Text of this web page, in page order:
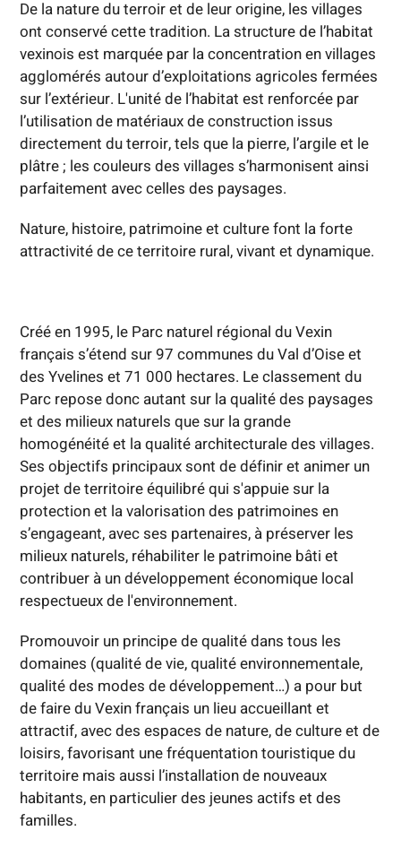
De la nature du terroir et de leur origine, les villages
ont conservé cette tradition. La structure de l’habitat
vexinois est marquée par la concentration en villages
agglomérés autour d’exploitations agricoles fermées
sur l’extérieur. L'unité de l’habitat est renforcée par
l’utilisation de matériaux de construction issus
directement du terroir, tels que la pierre, l’argile et le
plâtre ; les couleurs des villages s’harmonisent ainsi
parfaitement avec celles des paysages.
Nature, histoire, patrimoine et culture font la forte
attractivité de ce territoire rural, vivant et dynamique.
Créé en 1995, le Parc naturel régional du Vexin
français s’étend sur 97 communes du Val d’Oise et
des Yvelines et 71 000 hectares. Le classement du
Parc repose donc autant sur la qualité des paysages
et des milieux naturels que sur la grande
homogénéité et la qualité architecturale des villages.
Ses objectifs principaux sont de définir et animer un
projet de territoire équilibré qui s'appuie sur la
protection et la valorisation des patrimoines en
s’engageant, avec ses partenaires, à préserver les
milieux naturels, réhabiliter le patrimoine bâti et
contribuer à un développement économique local
respectueux de l'environnement.
Promouvoir un principe de qualité dans tous les
domaines (qualité de vie, qualité environnementale,
qualité des modes de développement…) a pour but
de faire du Vexin français un lieu accueillant et
attractif, avec des espaces de nature, de culture et de
loisirs, favorisant une fréquentation touristique du
territoire mais aussi l’installation de nouveaux
habitants, en particulier des jeunes actifs et des
familles.